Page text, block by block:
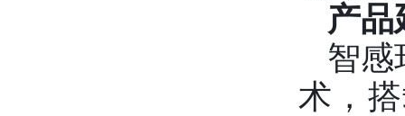
产品
智感
术，